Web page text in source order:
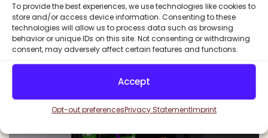
To provide the best experiences, we use technologies like cookies to
store and/or access device information. Consenting to these
technologies will allow us to process data such as browsing
behavior or unique IDs on this site. Not consenting or withdrawing
consent, may adversely affect certain features and functions.
Accept
Opt-out preferencesPrivacy StatementImprint